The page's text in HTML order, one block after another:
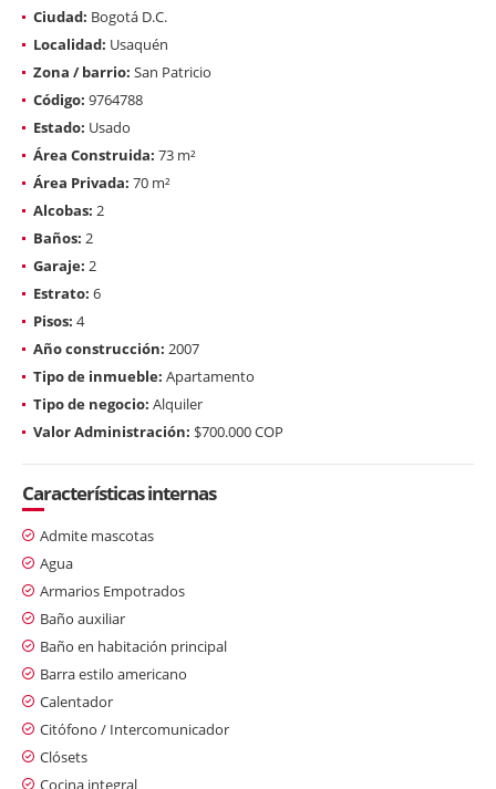
Ciudad: Bogotá D.C.
Localidad: Usaquén
Zona / barrio: San Patricio
Código: 9764788
Estado: Usado
Área Construida: 73 m²
Área Privada: 70 m²
Alcobas: 2
Baños: 2
Garaje: 2
Estrato: 6
Pisos: 4
Año construcción: 2007
Tipo de inmueble: Apartamento
Tipo de negocio: Alquiler
Valor Administración: $700.000 COP
Características internas
Admite mascotas
Agua
Armarios Empotrados
Baño auxiliar
Baño en habitación principal
Barra estilo americano
Calentador
Citófono / Intercomunicador
Clósets
Cocina integral